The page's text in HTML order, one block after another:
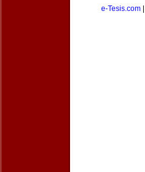
e-Tesis.com